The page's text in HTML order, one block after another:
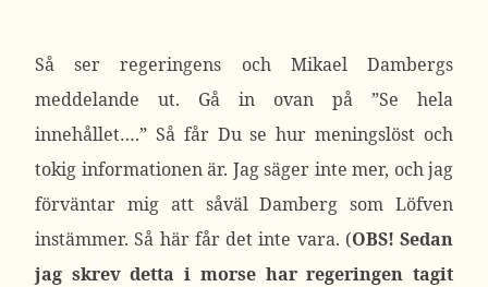
Så ser regeringens och Mikael Dambergs
meddelande ut. Gå in ovan på ”Se hela
innehållet….” Så får Du se hur meningslöst och
tokig informationen är. Jag säger inte mer, och jag
förväntar mig att såväl Damberg som Löfven
instämmer. Så här får det inte vara. (OBS! Sedan
jag skrev detta i morse har regeringen tagit